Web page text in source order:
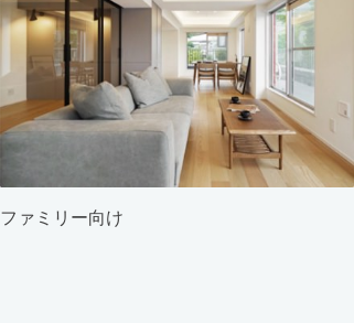
ファミリー向け